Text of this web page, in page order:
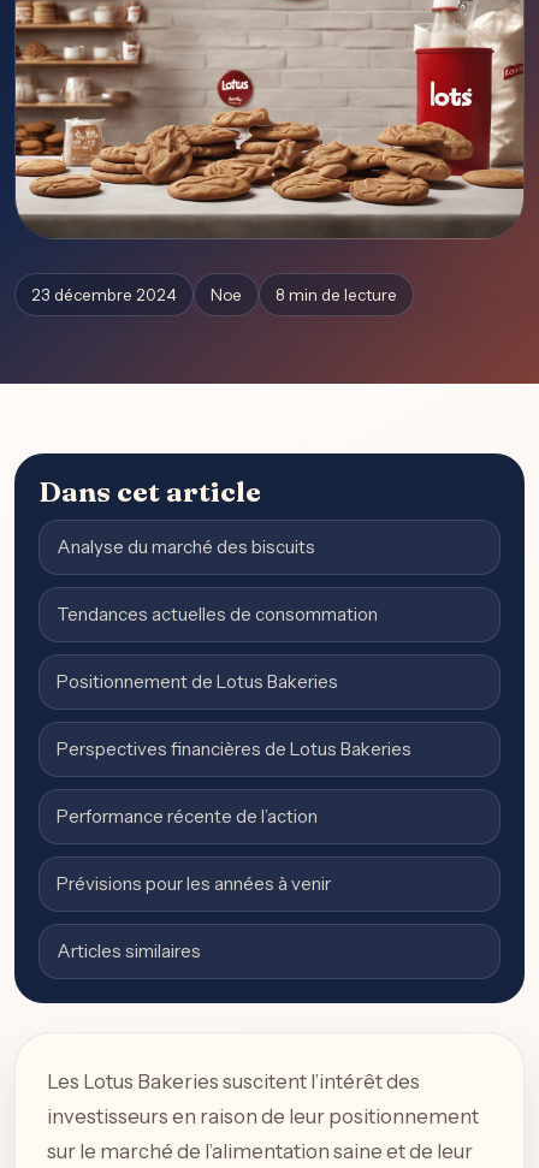
23 décembre 2024 Noe 8 min de lecture
Dans cet article
Analyse du marché des biscuits
Tendances actuelles de consommation
Positionnement de Lotus Bakeries
Perspectives financières de Lotus Bakeries
Performance récente de l’action
Prévisions pour les années à venir
Articles similaires
Les Lotus Bakeries suscitent l’intérêt des
investisseurs en raison de leur positionnement
sur le marché de l’alimentation saine et de leur